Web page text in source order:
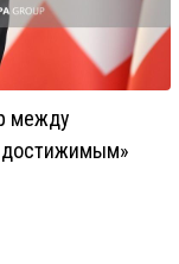
между
достижимым»